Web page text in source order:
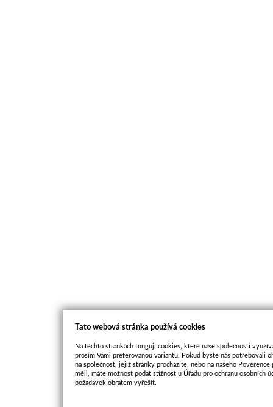
Tato webová stránka používá cookies
Na těchto stránkách fungují cookies, které naše společnosti
prosím Vámi preferovanou variantu. Pokud byste nás potřebovali
na společnost, jejíž stránky procházíte, nebo na našeho
měli, máte možnost podat stížnost u Úřadu pro ochranu osobních
požadavek obratem vyřešit.